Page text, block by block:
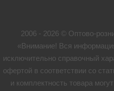
2006 - 2026 © Оптово-
«Внимание! Вся
исключительно справочный
офертой в соответствии со
и комплектность товара